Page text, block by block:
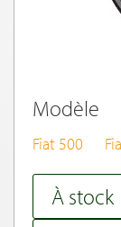
Modèle
Fiat 500
À stock